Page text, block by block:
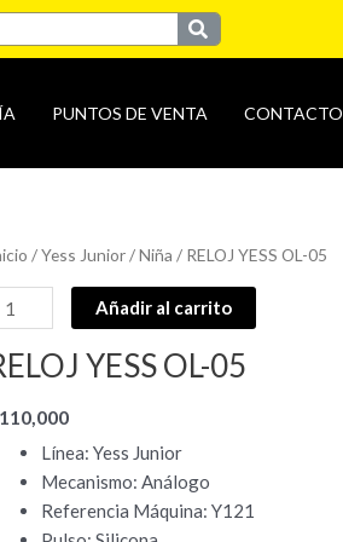
PUNTOS DE VENTA CONTACTO
/Yess Junior/Niña / RELOJ YESS OL-05
Añadir al carrito
YESS OL-05
110,000
Línea: Yess Junior
Mecanismo: Análogo
Referencia Máquina: Y121